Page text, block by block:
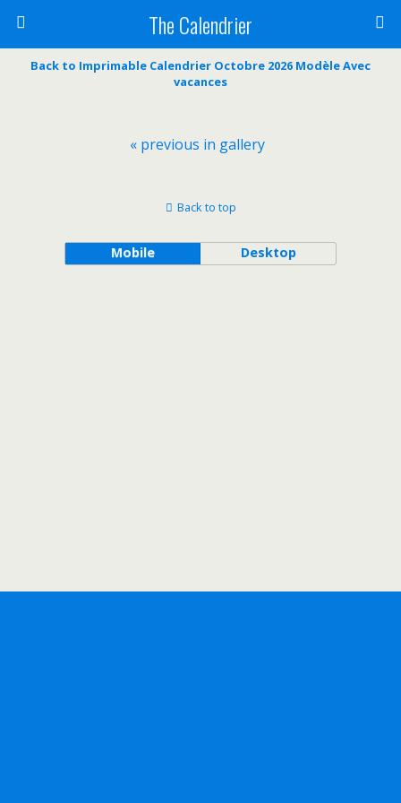
The Calendrier
Back to Imprimable Calendrier Octobre 2026 Modèle Avec
vacances
« previous in gallery
Back to top
Mobile Desktop